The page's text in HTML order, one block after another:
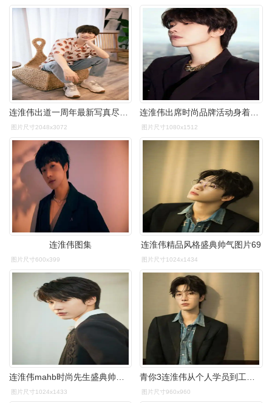
连淮伟出道一周年最新写真尽显青春阳光
图片尺寸2048x3072
连淮伟出席时尚品牌活动身着气质西装化身轻熟系秋冬男友
图片尺寸1080x1512
连淮伟图集
图片尺寸600x399
连淮伟精品风格盛典帅气图片69
图片尺寸1024x1434
图片尺寸1024x1433 图片尺寸960x960